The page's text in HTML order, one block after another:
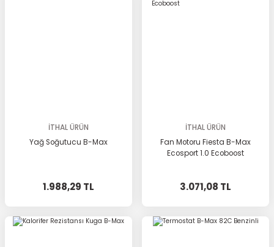
İTHAL ÜRÜN
Yağ Soğutucu B-Max
1.988,29 TL
İTHAL ÜRÜN
Fan Motoru Fiesta B-Max
Ecosport 1.0 Ecoboost
3.071,08 TL